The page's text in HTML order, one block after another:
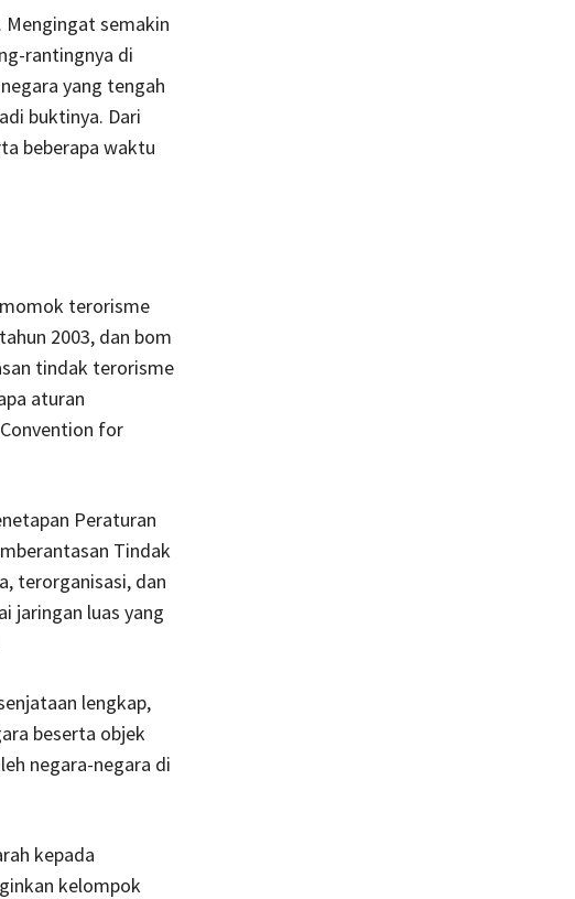
Mengingat semakin
rantingnya di
yang tengah
buktinya. Dari
beberapa waktu
terorisme
2003, dan bom
tindak terorisme
aturan
for
Peraturan
Tindak
terorganisasi, dan
jaringan luas yang
lengkap,
beserta objek
negara-negara di
kepada
kelompok